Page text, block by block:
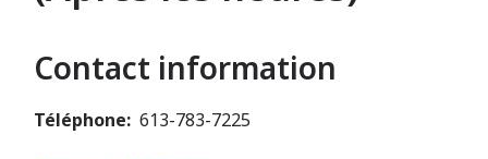
Contact information
Téléphone 613-783-7225